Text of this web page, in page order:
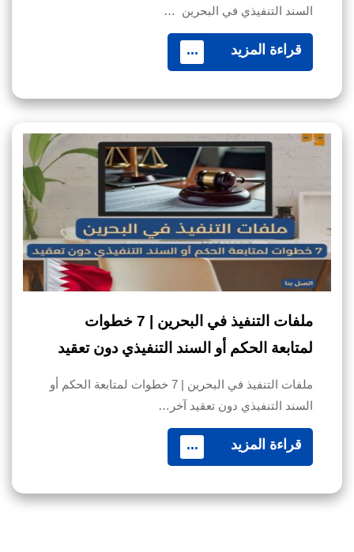
السند التنفيذي في البحرين …
قراءة المزيد ...
ملفات التنفيذ في البحرين | 7 خطوات
لمتابعة الحكم أو السند التنفيذي دون تعقيد
ملفات التنفيذ في البحرين | 7 خطوات لمتابعة الحكم أو
السند التنفيذي دون تعقيد آخر…
قراءة المزيد ...